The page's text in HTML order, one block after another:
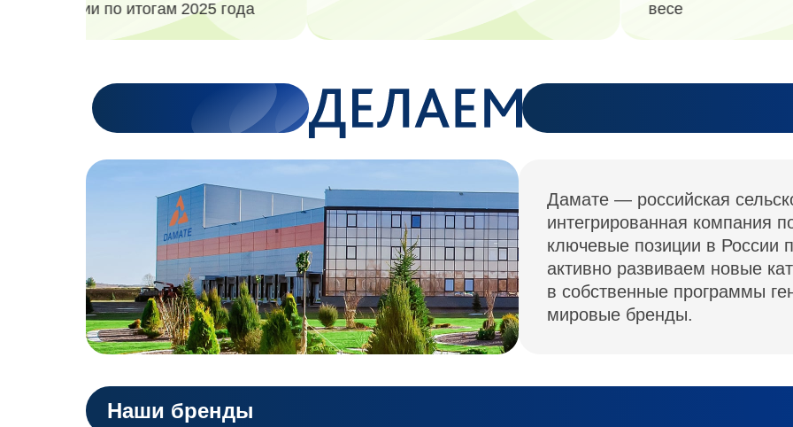
Дамате — российская
интегрированная компания
ключевые позиции в России
активно развиваем новые
в собственные программы
мировые бренды.
Наши бренды